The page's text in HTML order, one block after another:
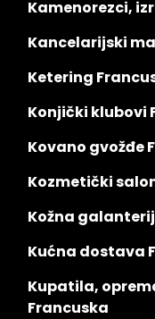
Kamenorezci,
Kancelarijski
Ketering
Konjički klubovi
Kovano gvožđe
Kozmetički
Kožna
Kućna dostava
Kupatila,
Francuska